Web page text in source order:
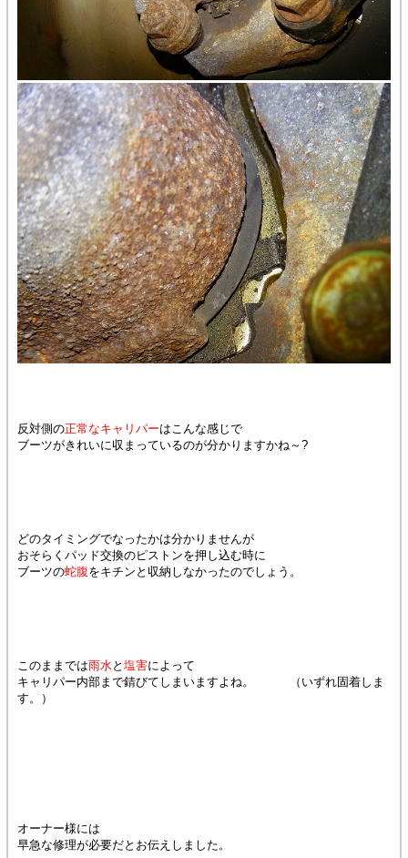
反対側の正常なキャリパーはこんな感じで
ブーツがきれいに収まっているのが分かりますかね～?
どのタイミングでなったかは分かりませんが
おそらくパッド交換のピストンを押し込む時に
ブーツの蛇腹をキチンと収納しなかったのでしょう。
このままでは雨水 と 塩害によって
キャリパー内部まで錆びてしまいますよね。 （いずれ固着しま
す。）
オーナー様には
早急な修理が必要だとお伝えしました。